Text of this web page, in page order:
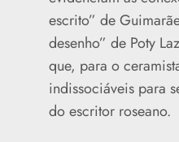
escrito” de
desenho” de Poty
que, para o
indissociáveis para
do escritor roseano.